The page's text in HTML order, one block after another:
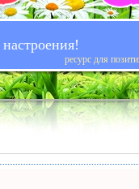
ресурс для